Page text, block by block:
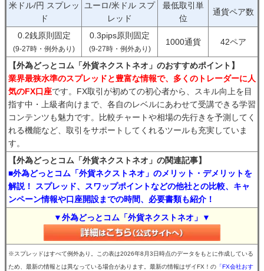
米ドル/円 スプレッ
ド
ユーロ/米ドル スプ
レッド
最低取引単
位
通貨ペア数
0.2銭原則固定
(9-27時・例外あり)
0.3pips原則固定
(9-27時・例外あり)
1000通貨 42ペア
【外為どっとコム「外貨ネクストネオ」のおすすめポイント】
業界最狭水準のスプレッドと豊富な情報で、多くのトレーダーに人
気のFX口座です。FX取引が初めての初心者から、スキル向上を目
指す中・上級者向けまで、各自のレベルにあわせて受講できる学習
コンテンツも魅力です。比較チャートや相場の先行きを予測してく
れる機能など、取引をサポートしてくれるツールも充実していま
す。
【外為どっとコム「外貨ネクストネオ」の関連記事】
■外為どっとコム「外貨ネクストネオ」のメリット・デメリットを
解説！ スプレッド、スワップポイントなどの他社との比較、キャ
ンペーン情報や口座開設までの時間、必要書類も紹介！
▼外為どっとコム「外貨ネクストネオ」▼
※スプレッドはすべて例外あり。この表は2026年8月3日時点のデータをもとに作成している
ため、最新の情報とは異なっている場合があります。最新の情報はザイFX！の 「FX会社おす